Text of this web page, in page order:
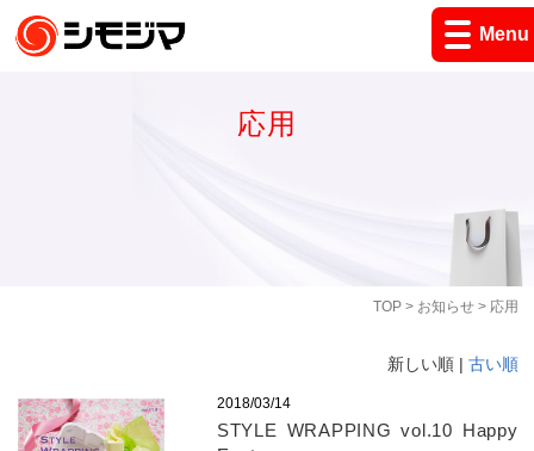
Menu
TOP> お知らせ> 応用
応用
新しい順 | 古い順
2018/03/14
STYLE WRAPPING vol.10 Happy